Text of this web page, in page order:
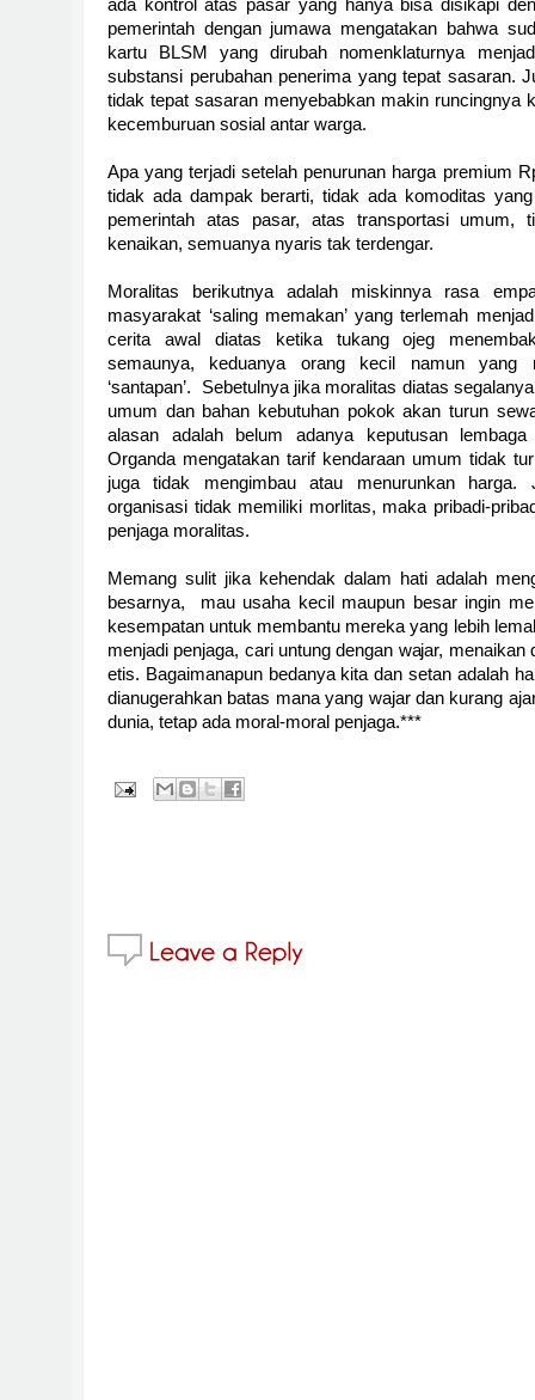
ada kontrol atas pasar yang hanya bisa disikapi
pemerintah dengan jumawa mengatakan bahwa
kartu BLSM yang dirubah nomenklaturnya
substansi perubahan penerima yang tepat sasaran.
tidak tepat sasaran menyebabkan makin runcingnya
kecemburuan sosial antar warga.
Apa yang terjadi setelah penurunan harga premium
tidak ada dampak berarti, tidak ada komoditas
pemerintah atas pasar, atas transportasi umum,
kenaikan, semuanya nyaris tak terdengar.
Moralitas berikutnya adalah miskinnya rasa
masyarakat ‘saling memakan’ yang terlemah
cerita awal diatas ketika tukang ojeg
semaunya, keduanya orang kecil namun yang
‘santapan’.
Sebetulnya jika moralitas diatas
umum dan bahan kebutuhan pokok akan turun
alasan adalah belum adanya keputusan
Organda mengatakan tarif kendaraan umum tidak
juga tidak mengimbau atau menurunkan harga.
organisasi tidak memiliki morlitas, maka pribadi-
penjaga moralitas.
Memang sulit jika kehendak dalam hati adalah
besarnya,
mau usaha kecil maupun besar ingin
kesempatan untuk membantu mereka yang lebih
menjadi penjaga, cari untung dengan wajar,
etis. Bagaimanapun bedanya kita dan setan adalah
dianugerahkan batas mana yang wajar dan kurang
dunia, tetap ada moral-moral penjaga.***